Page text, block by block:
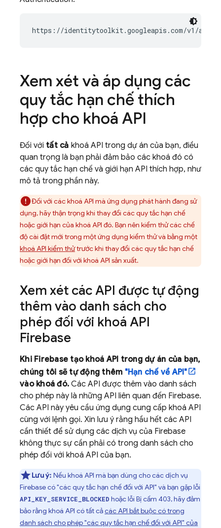
https://identitytoolkit.googleapis.com/v1/
Xem xét và áp dụng các
quy tắc hạn chế thích
hợp cho khoá API
Đối với tất cả khoá API trong dự án của bạn, điều
quan trọng là bạn phải đảm bảo các khoá đó có
các quy tắc hạn chế và giới hạn API thích hợp, như
mô tả trong phần này.
Đối với các khoá API mà ứng dụng phát hành đang sử
dụng, hãy thận trọng khi thay đổi các quy tắc hạn chế
hoặc giới hạn của khoá API đó. Bạn nên kiểm thử các chế
độ cài đặt mới trong một ứng dụng kiểm thử và bằng một
khoá API kiểm thửtrước khi thay đổi các quy tắc hạn chế
hoặc giới hạn đối với khoá API sản xuất.
Xem xét các API được tự động
thêm vào danh sách cho
phép đối với khoá API
Firebase
Khi Firebase tạo khoá API trong dự án của bạn,
chúng tôi sẽ tự động thêm "Hạn chế về API"
vào khoá đó. Các API được thêm vào danh sách
cho phép này là những API liên quan đến Firebase.
Các API này yêu cầu ứng dụng cung cấp khoá API
cùng với lệnh gọi. Xin lưu ý rằng hầu hết các API
cần thiết để sử dụng các dịch vụ của Firebase
không thực sự cần phải có trong danh sách cho
phép đối với khoá API của bạn.
Lưu ý: Nếu khoá API mà bạn dùng cho các dịch vụ
Firebase có "các quy tắc hạn chế đối với API" và bạn gặp lỗi
API_KEY_SERVICE_BLOCKED hoặc lỗi Bị cấm 403, hãy đảm
bảo rằng khoá API có tất cảcác API bắt buộc có trong
danh sách cho phép "các quy tắc hạn chế đối với API" của